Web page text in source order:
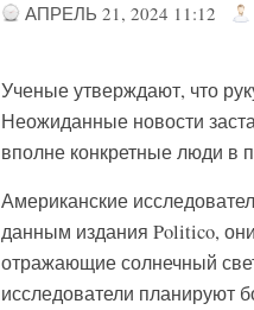
АПРЕЛЬ 21, 2024 11:12
Ученые утверждают, что
Неожиданные новости
вполне конкретные люди в
Американские
данным издания Politico,
отражающие солнечный
исследователи планируют